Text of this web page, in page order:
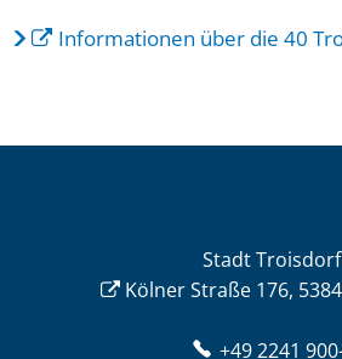
Informationen über die 40
Stadt Troisdorf
Kölner Straße 176,
+49 2241